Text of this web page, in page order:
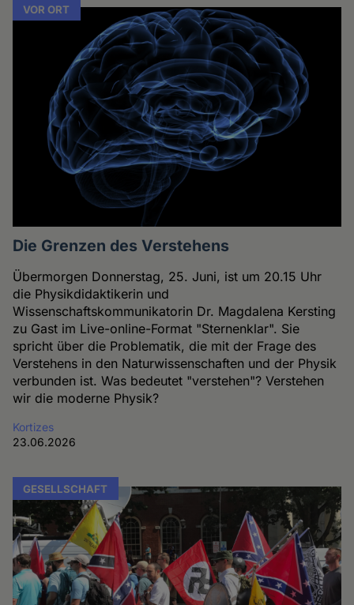
VOR ORT
Die Grenzen des Verstehens
Übermorgen Donnerstag, 25. Juni, ist um 20.15 Uhr
die Physikdidaktikerin und
Wissenschaftskommunikatorin Dr. Magdalena Kersting
zu Gast im Live-online-Format "Sternenklar". Sie
spricht über die Problematik, die mit der Frage des
Verstehens in den Naturwissenschaften und der Physik
verbunden ist. Was bedeutet "verstehen"? Verstehen
wir die moderne Physik?
Kortizes
23.06.2026
GESELLSCHAFT